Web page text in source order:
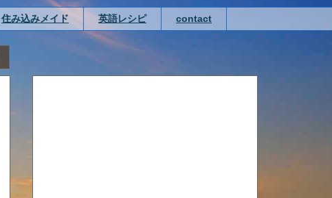
住み込みメイド 英語レシピ contact